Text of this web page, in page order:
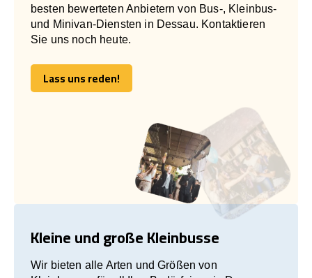
besten bewerteten Anbietern von Bus-, Kleinbus-
und Minivan-Diensten in Dessau. Kontaktieren
Sie uns noch heute.
Lass uns reden!
Lass uns reden!
Kleine und große Kleinbusse
Wir bieten alle Arten und Größen von